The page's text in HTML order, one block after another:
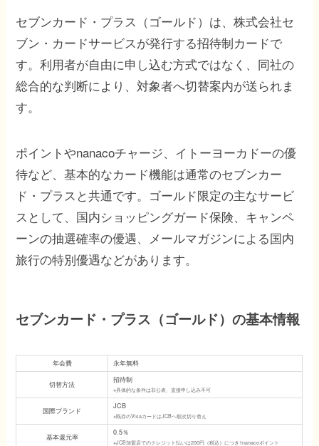
セブンカード・プラス（ゴールド）は、株式会社セ
ブン・カードサービスが発行する招待制カードで
す。利用者が自由に申し込む方式ではなく、同社の
総合的な判断により、対象者へ切替案内が送られま
す。
ポイントやnanacoチャージ、イトーヨーカドーの優
待など、基本的なカード機能は通常のセブンカー
ド・プラスと共通です。ゴールド限定の主なサービ
スとして、国内ショッピングガード保険、キャンペ
ーンの抽選確率の優遇、メールマガジンによる国内
旅行の特別優遇などがあります。
セブンカード・プラス（ゴールド）の基本情報
年会費 永年無料
切替方法
招待制
※具体的な条件は非公表、直接申し込み不可
国際ブランド
JCB
※既存のVisaカードはJCBへ順次切り替え
基本還元率
0.5％
※JCB加盟店でのクレジット払いは200円（税込）につき1nanacoポイント